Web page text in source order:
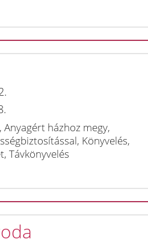
Anyagért házhoz megy,
Könyvelés,
Távkönyvelés